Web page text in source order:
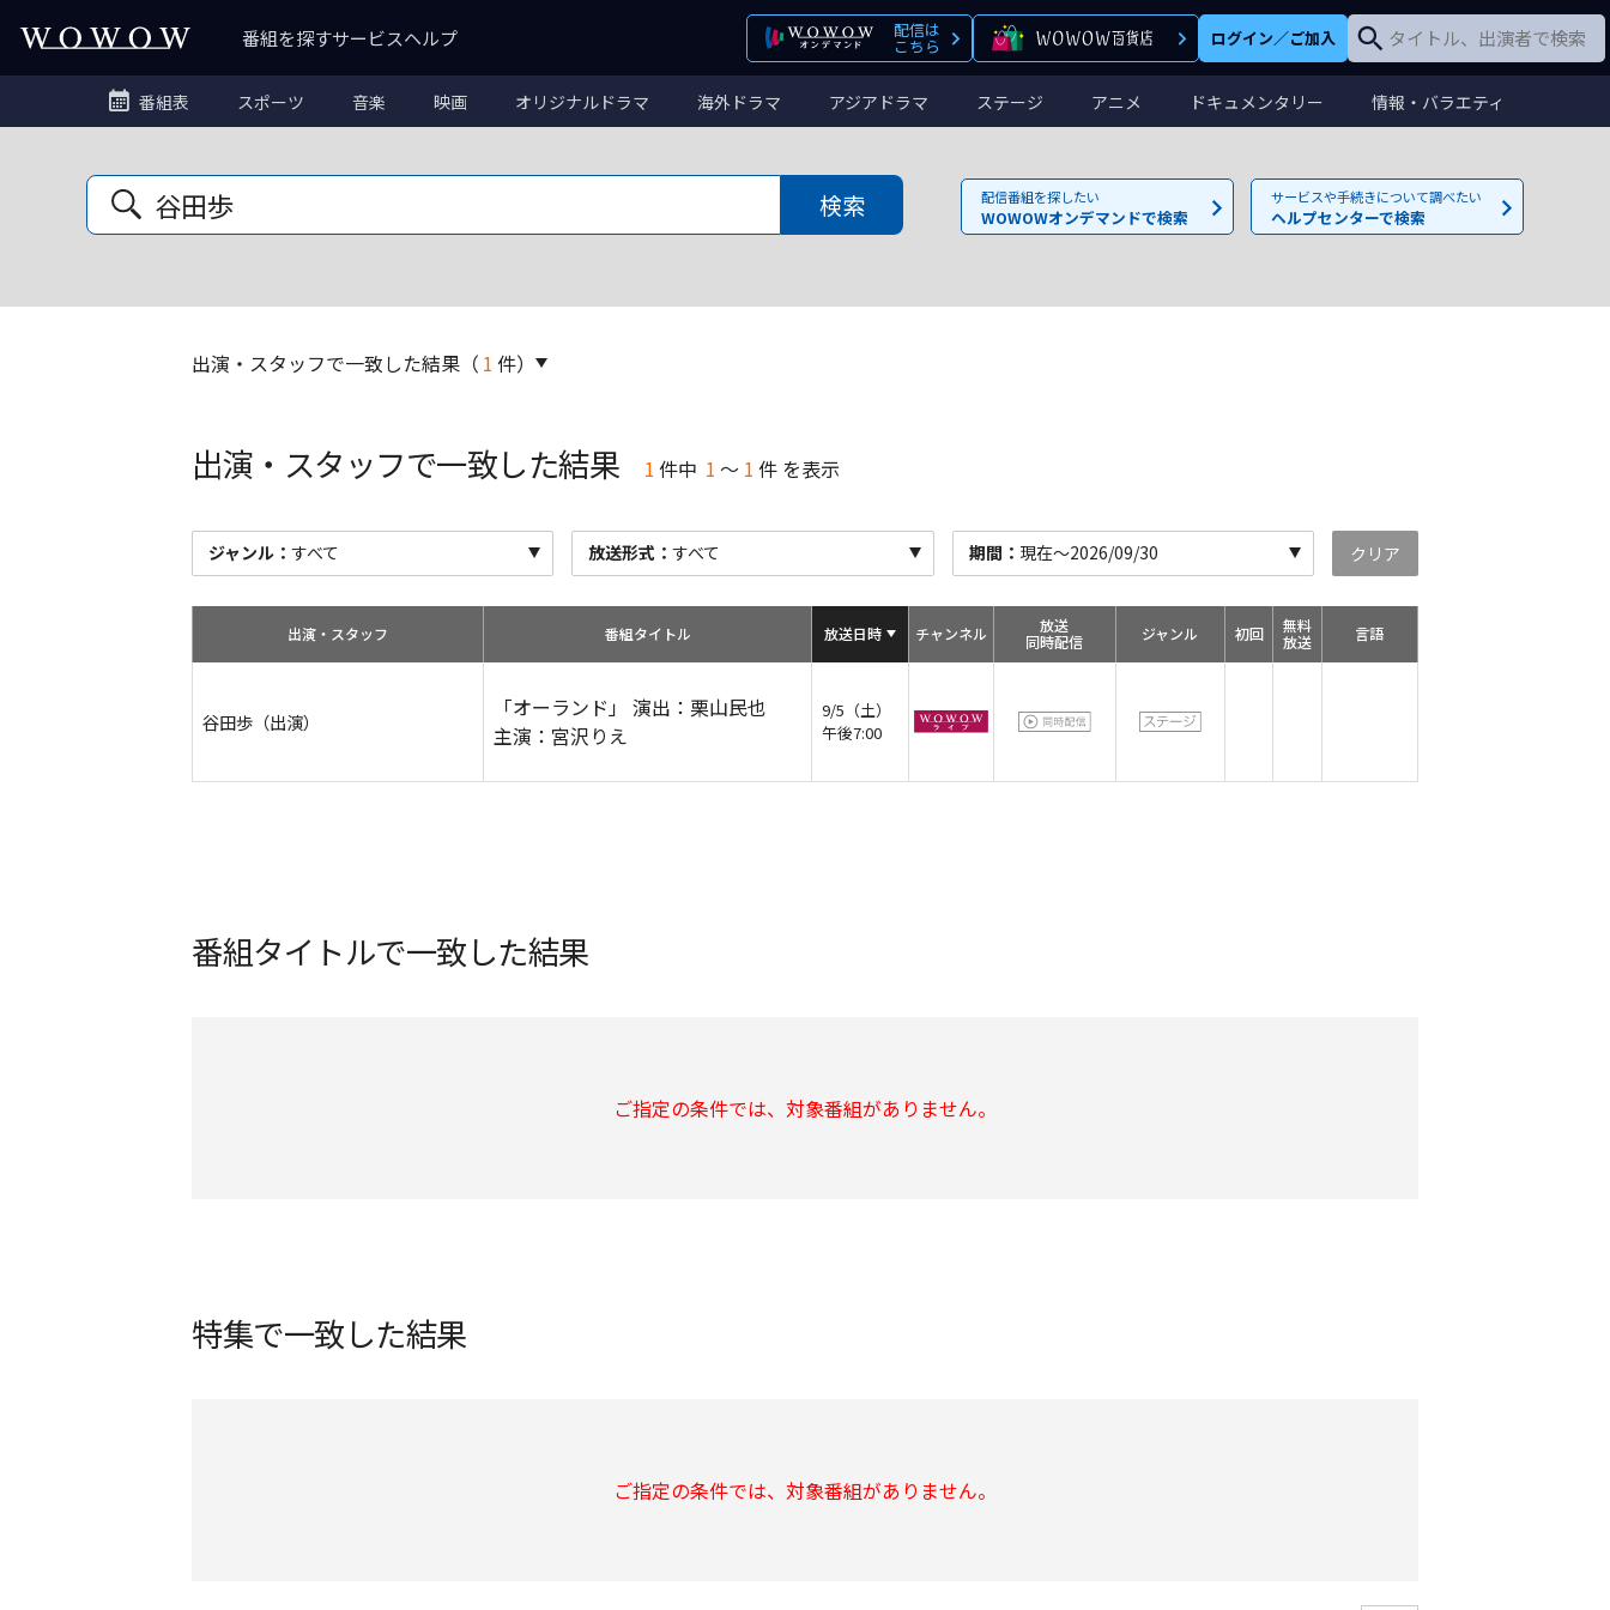
番組を探すサービスヘルプ 配信は
こちら ログイン／ご加入
番組表 スポーツ 音楽 映画 オリジナルドラマ 海外ドラマ アジアドラマ ステージ アニメ ドキュメンタリー 情報・バラエティ
配信番組を探したい
WOWOWオンデマンドで検索
サービスや手続きについて調べたい
ヘルプセンターで検索
出演・スタッフで一致した結果 （ 1 件）
出演・スタッフで一致した結果 1 件中 1 ～ 1 件 を表示
ジャンル： すべて 放送形式：すべて 期間： 現在～2026/09/30 クリア
出演・スタッフ 番組タイトル 放送日時 チャンネル
放送
同時配信
ジャンル 初回
無料
放送
言語
谷田歩（出演）
「オーランド」 演出：栗山民也
主演：宮沢りえ
9/5（土）
午後7:00
番組タイトルで一致した結果
ご指定の条件では、対象番組がありません。
特集で一致した結果
ご指定の条件では、対象番組がありません。